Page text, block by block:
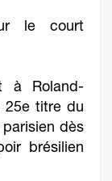
le court
à Roland-
25e titre du
dès
brésilien